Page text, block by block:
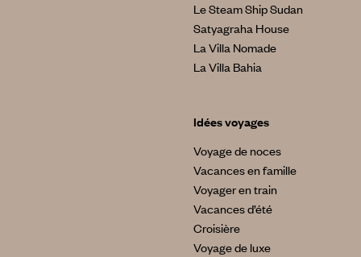
Le Steam Ship Sudan
Satyagraha House
La Villa Nomade
La Villa Bahia
Idées voyages
Voyage de noces
Vacances en famille
Voyager en train
Vacances d’été
Croisière
Voyage de luxe